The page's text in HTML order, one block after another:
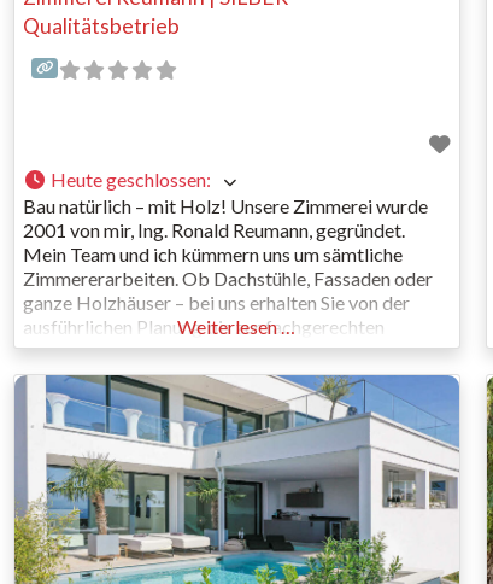
Qualitätsbetrieb
Heute geschlossen:
Bau natürlich – mit Holz! Unsere Zimmerei wurde
2001 von mir, Ing. Ronald Reumann, gegründet.
Mein Team und ich kümmern uns um sämtliche
Zimmererarbeiten. Ob Dachstühle, Fassaden oder
ganze Holzhäuser – bei uns erhalten Sie von der
ausführlichen Planung bis zur fachgerechten
Montage alles aus einer Hand. Überzeugen auch Sie
sich von unseren innovativen Ideen, unserer
sauberen Arbeitsweise sowie langjährigen
Weiterlesen …